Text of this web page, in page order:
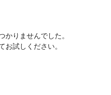
かりませんでした。
お試しください。